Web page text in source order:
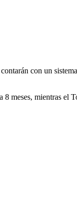
con un
meses, mientras el